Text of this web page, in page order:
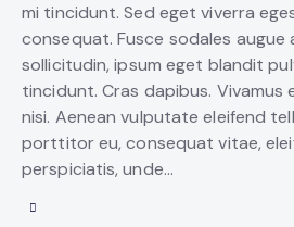
mi tincidunt. Sed eget viverra
consequat. Fusce sodales augue
sollicitudin, ipsum eget blandit
tincidunt. Cras dapibus. Vivamus
nisi. Aenean vulputate eleifend
porttitor eu, consequat vitae,
perspiciatis, unde…